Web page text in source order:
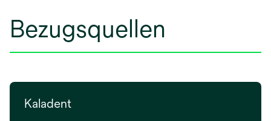
Bezugsquellen
Kaladent